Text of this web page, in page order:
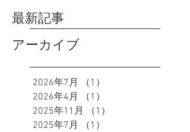
最新記事
アーカイブ
2026年7月 （1）
2026年4月
（1）
2025年11月
（1）
2025年7月
（1）